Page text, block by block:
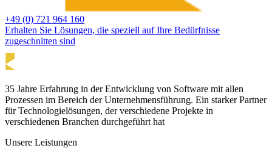
+49 (0) 721 964 160
Erhalten Sie Lösungen, die speziell auf Ihre Bedürfnisse
zugeschnitten sind
35 Jahre Erfahrung in der Entwicklung von Software mit allen
Prozessen im Bereich der Unternehmensführung. Ein starker Partner
für Technologielösungen, der verschiedene Projekte in
verschiedenen Branchen durchgeführt hat
Unsere Leistungen